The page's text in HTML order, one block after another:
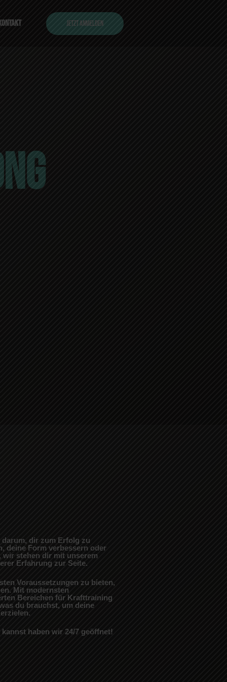
JETZT ANMELDEN
dir zum Erfolg zu
deine Form verbessern oder
stehen dir mit unserem
Erfahrung zur Seite.
Voraussetzungen zu bieten,
Mit modernsten
Bereichen für Krafttraining
du brauchst, um deine
haben wir 24/7 geöffnet!